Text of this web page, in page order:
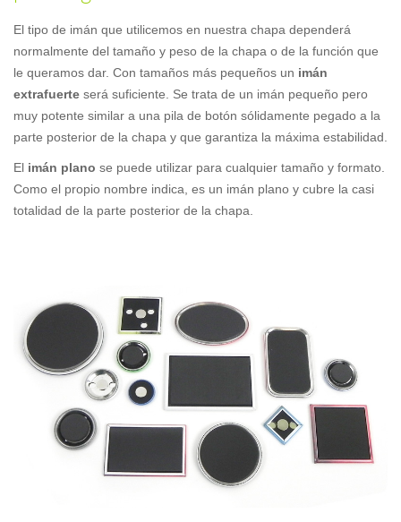
El tipo de imán que utilicemos en nuestra chapa dependerá
normalmente del tamaño y peso de la chapa o de la función que
le queramos dar. Con tamaños más pequeños un imán
extrafuerte será suficiente. Se trata de un imán pequeño pero
muy potente similar a una pila de botón sólidamente pegado a la
parte posterior de la chapa y que garantiza la máxima estabilidad.
El imán plano se puede utilizar para cualquier tamaño y formato.
Como el propio nombre indica, es un imán plano y cubre la casi
totalidad de la parte posterior de la chapa.